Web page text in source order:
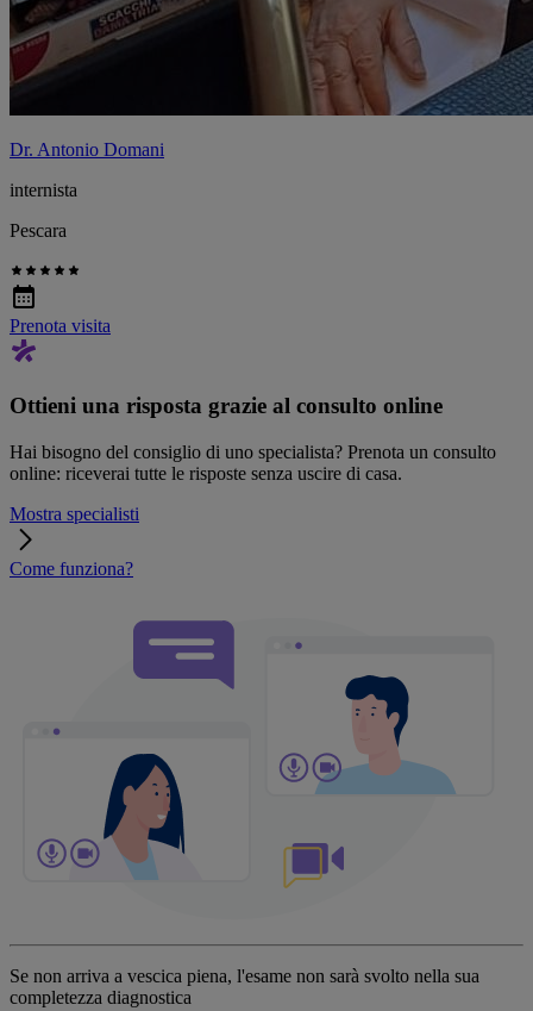
Dr. Antonio Domani
internista
Pescara
Prenota visita
Ottieni una risposta grazie al consulto online
Hai bisogno del consiglio di uno specialista? Prenota un consulto
online: riceverai tutte le risposte senza uscire di casa.
Mostra specialisti
Come funziona?
Se non arriva a vescica piena, l'esame non sarà svolto nella sua
completezza diagnostica